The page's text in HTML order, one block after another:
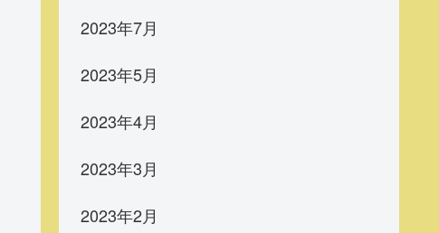
2023年7月
2023年5月
2023年4月
2023年3月
2023年2月